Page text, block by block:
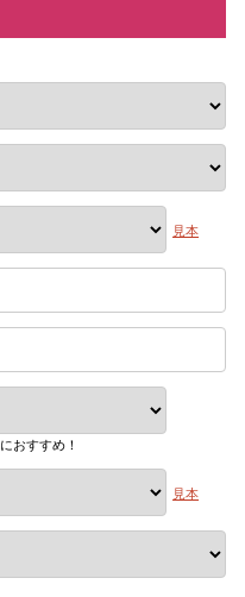
見本
おすすめ！
見本